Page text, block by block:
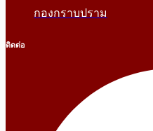
กองกราบปราม
ติดต่อ